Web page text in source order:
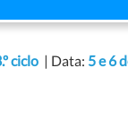
ciclo | Data: 5 e 6